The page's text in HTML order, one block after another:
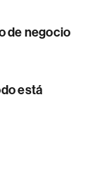
de negocio
está